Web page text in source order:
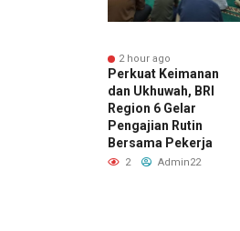
2 hour ago
Perkuat Keimanan
dan Ukhuwah, BRI
Region 6 Gelar
Pengajian Rutin
Bersama Pekerja
2 Admin22